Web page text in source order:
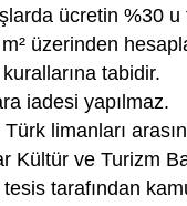
ücretin %30 u
üzerinden
tabidir.
iadesi yapılmaz.
Türk limanları
Kültür ve Turizm
tesis tarafından